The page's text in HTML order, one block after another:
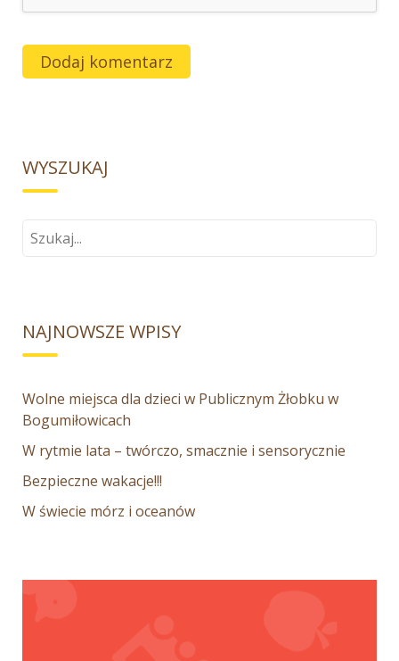
WYSZUKAJ
Szukaj
NAJNOWSZE WPISY
Wolne miejsca dla dzieci w Publicznym Żłobku w
Bogumiłowicach
W rytmie lata – twórczo, smacznie i sensorycznie
Bezpieczne wakacje!!!
W świecie mórz i oceanów